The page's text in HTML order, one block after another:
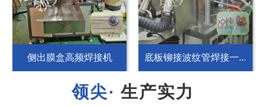
侧出膜盒高频焊接机 底板铆接波纹管焊接一...
生产实力